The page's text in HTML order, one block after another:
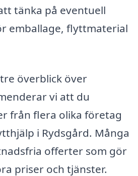
tänka på eventuell
emballage, flyttmaterial
överblick över
vi att du
från flera olika företag
i Rydsgård. Många
offerter som gör
priser och tjänster.